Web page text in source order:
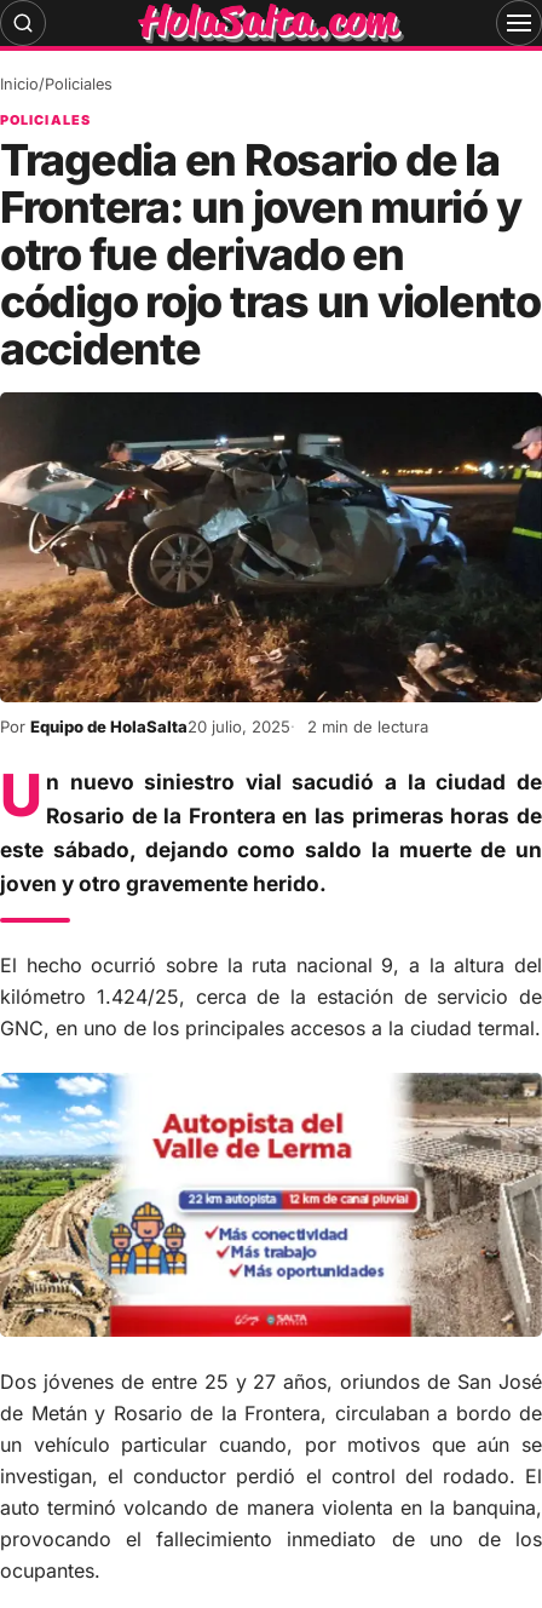
Skip
to
Inicio/Policiales
POLICIALES
Tragedia en Rosario de la
Frontera: un joven murió y
otro fue derivado en
código rojo tras un violento
accidente
Por Equipo de HolaSalta20 julio, 2025 2 min de lectura
U n nuevo siniestro vial sacudió a la ciudad de
Rosario de la Frontera en las primeras horas de
este sábado, dejando como saldo la muerte de un
joven y otro gravemente herido.
El hecho ocurrió sobre la ruta nacional 9, a la altura del
kilómetro 1.424/25, cerca de la estación de servicio de
GNC, en uno de los principales accesos a la ciudad termal.
Dos jóvenes de entre 25 y 27 años, oriundos de San José
de Metán y Rosario de la Frontera, circulaban a bordo de
un vehículo particular cuando, por motivos que aún se
investigan, el conductor perdió el control del rodado. El
auto terminó volcando de manera violenta en la banquina,
provocando el fallecimiento inmediato de uno de los
ocupantes.